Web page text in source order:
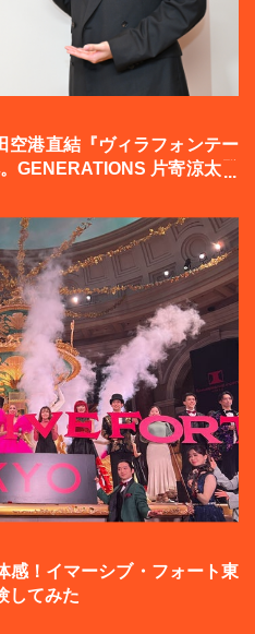
空港直結『ヴィラフォンテー
GENERATIONS 片寄涼太登
感！イマーシブ・フォート東
してみた